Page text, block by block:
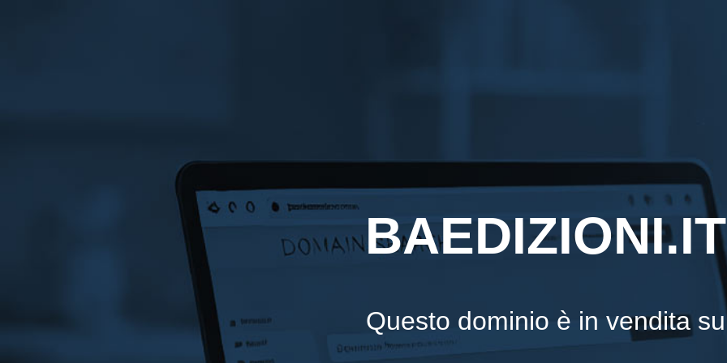
BAEDIZIONI.IT
Questo dominio è in vendita su